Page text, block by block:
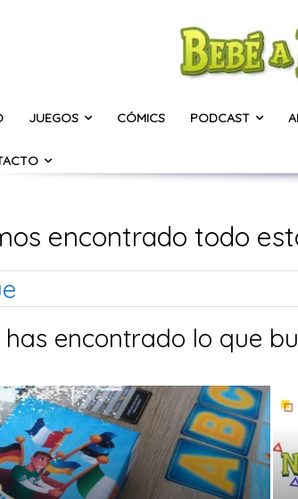
JUEGOS CÓMICS PODCAST
encontrado todo
has encontrado lo que